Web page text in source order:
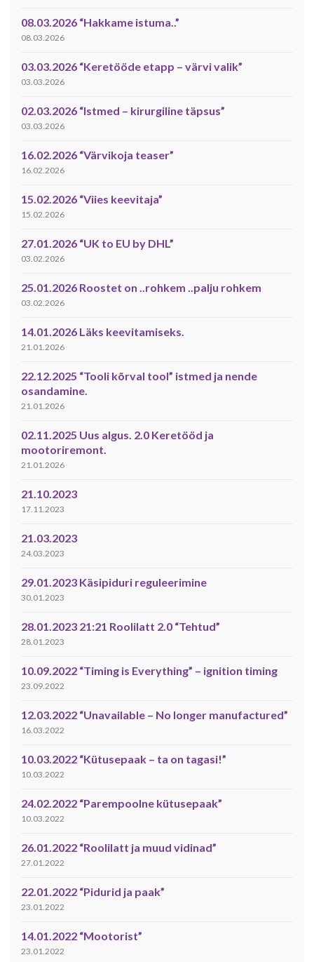
08.03.2026 “Hakkame istuma..”
08.03.2026
03.03.2026 “Keretööde etapp – värvi valik”
03.03.2026
02.03.2026 “Istmed – kirurgiline täpsus”
03.03.2026
16.02.2026 “Värvikoja teaser”
16.02.2026
15.02.2026 “Viies keevitaja”
15.02.2026
27.01.2026 “UK to EU by DHL”
03.02.2026
25.01.2026 Roostet on ..rohkem ..palju rohkem
03.02.2026
14.01.2026 Läks keevitamiseks.
21.01.2026
22.12.2025 “Tooli kõrval tool” istmed ja nende
osandamine.
21.01.2026
02.11.2025 Uus algus. 2.0 Keretööd ja
mootoriremont.
21.01.2026
21.10.2023
17.11.2023
21.03.2023
24.03.2023
29.01.2023 Käsipiduri reguleerimine
30.01.2023
28.01.2023 21:21 Roolilatt 2.0 “Tehtud”
28.01.2023
10.09.2022 “Timing is Everything” – ignition timing
23.09.2022
12.03.2022 “Unavailable – No longer manufactured”
16.03.2022
10.03.2022 “Kütusepaak – ta on tagasi!”
10.03.2022
24.02.2022 “Parempoolne kütusepaak”
10.03.2022
26.01.2022 “Roolilatt ja muud vidinad”
27.01.2022
22.01.2022 “Pidurid ja paak”
23.01.2022
14.01.2022 “Mootorist”
23.01.2022